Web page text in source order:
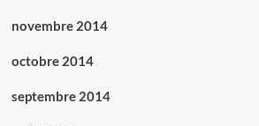
novembre 2014
octobre 2014
septembre 2014